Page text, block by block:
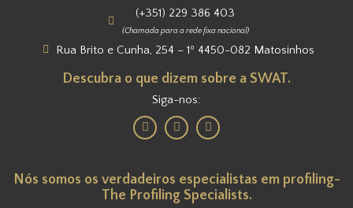
(+351) 229 386 403
(Chamada para a rede fixa nacional)
Rua Brito e Cunha, 254 – 1º 4450-082 Matosinhos
Descubra o que dizem sobre a SWAT.
Siga-nos:
Nós somos os verdadeiros especialistas em profiling-
The Profiling Specialists.